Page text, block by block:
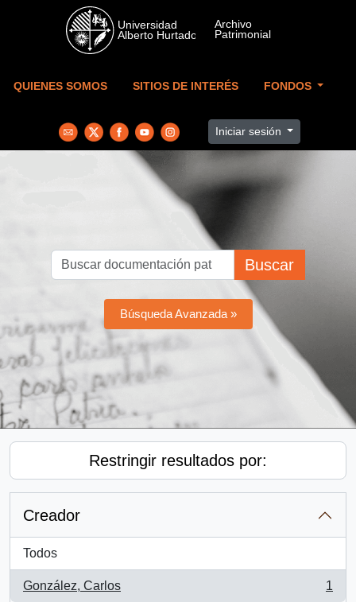
Skip to main content
QUIENES SOMOS SITIOS DE INTERÉS FONDOS
Iniciar sesión
Buscar
Búsqueda Avanzada »
Restringir resultados por:
Creador
Todos
González, Carlos
, 1 resultados
1